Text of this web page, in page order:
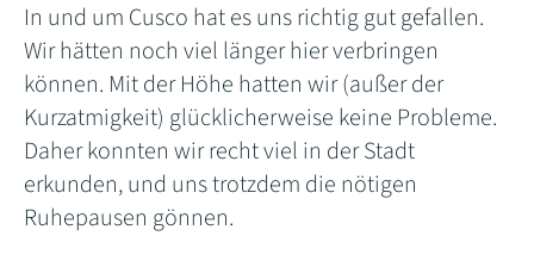
In und um Cusco hat es uns richtig gut gefallen.
Wir hätten noch viel länger hier verbringen
können. Mit der Höhe hatten wir (außer der
Kurzatmigkeit) glücklicherweise keine Probleme.
Daher konnten wir recht viel in der Stadt
erkunden, und uns trotzdem die nötigen
Ruhepausen gönnen.